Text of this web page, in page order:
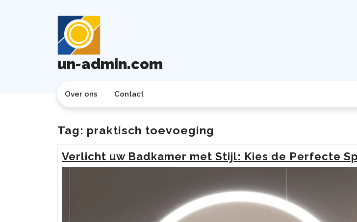
un-admin.com
Over ons Contact
Tag: praktisch toevoeging
Verlicht uw Badkamer met Stijl: Kies de Perfecte